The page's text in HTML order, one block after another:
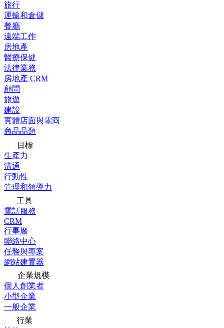
旅行
運輸和倉儲
餐廳
遠端工作
房地產
醫療保健
法律業務
房地產 CRM
顧問
旅遊
建設
實體店面與電商
商品品類
目標
生產力
溝通
行動性
管理和領導力
工具
電話服務
CRM
行事曆
聯絡中心
任務與專案
網站建置器
企業規模
個人創業者
小型企業
一般企業
行業